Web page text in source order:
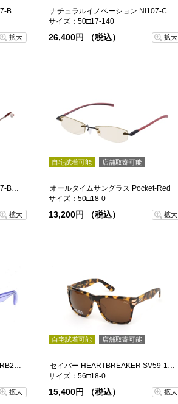
拡大
サイズ：50□17-140
26,400円 （税込） 拡大
拡大
自宅試着可能 店舗取寄可能
オールタイムサングラス Pocket-Red
サイズ：50□18-0
13,200円 （税込） 拡大
拡大
自宅試着可能 店舗取寄可能
サイズ：56□18-0
15,400円 （税込） 拡大